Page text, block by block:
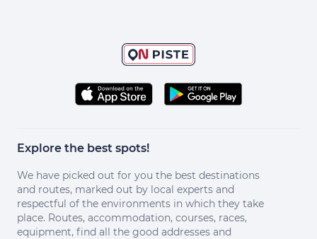
Explore the best spots!
We have picked out for you the best destinations
and routes, marked out by local experts and
respectful of the environments in which they take
place. Routes, accommodation, courses, races,
equipment, find all the good addresses and